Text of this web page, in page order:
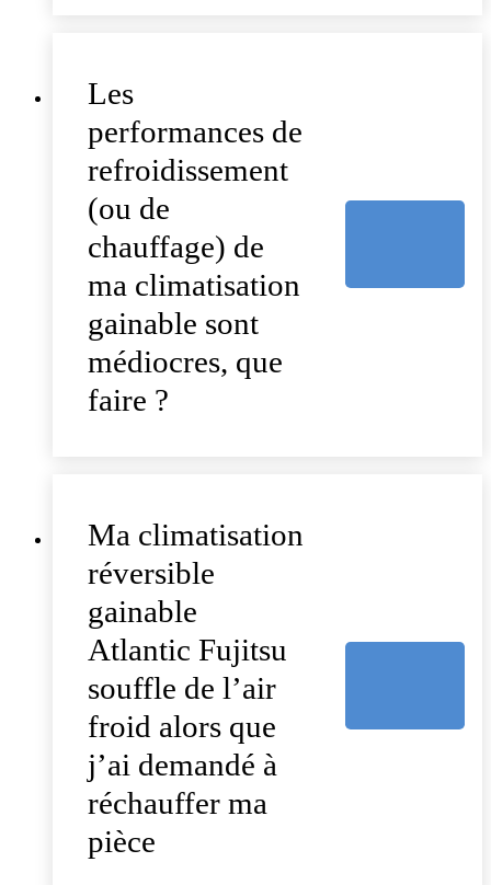
Les
performances de
refroidissement
(ou de
chauffage) de
ma climatisation
gainable sont
médiocres, que
faire ?
Ma climatisation
réversible
gainable
Atlantic Fujitsu
souffle de l’air
froid alors que
j’ai demandé à
réchauffer ma
pièce